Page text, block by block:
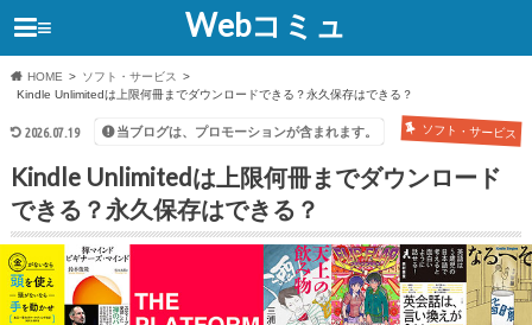
Webコミュ
≡
HOME
ソフト・サービス
Kindle Unlimitedは上限何冊までダウンロードできる？永久保存はできる？
2026.07.19 ソフト・サービス
当ブログは、プロモーションが含まれます。
Kindle Unlimitedは上限何冊までダウンロード
できる？永久保存はできる？